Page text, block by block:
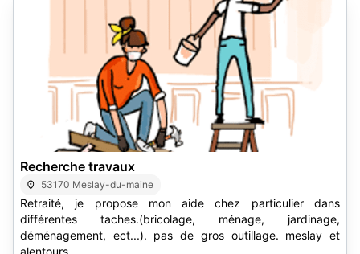
Recherche travaux
53170 Meslay-du-maine
Retraité, je propose mon aide chez particulier dans
différentes taches.(bricolage, ménage, jardinage,
déménagement, ect...). pas de gros outillage. meslay et
alentours.